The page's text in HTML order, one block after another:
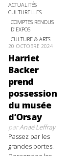
ACTUALITÉS
CULTURELLES
COMPTES RENDUS
D'EXPOS
CULTURE & ARTS
20 OCTOBRE 2024
Harriet
Backer
prend
possession
du musée
d’Orsay
parAnaë Leffray
Passez par les
grandes portes.